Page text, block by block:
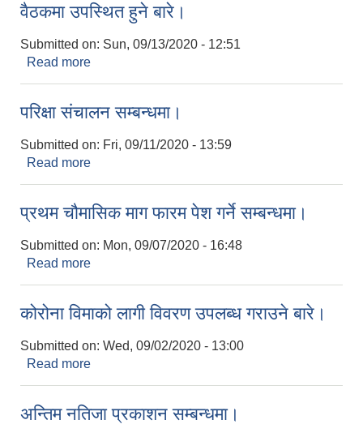
वैठकमा उपस्थित हुने बारे।
Submitted on: Sun, 09/13/2020 - 12:51
Read more
परिक्षा संचालन सम्बन्धमा।
Submitted on: Fri, 09/11/2020 - 13:59
Read more
प्रथम चौमासिक माग फारम पेश गर्ने सम्बन्धमा।
Submitted on: Mon, 09/07/2020 - 16:48
Read more
कोरोना विमाको लागी विवरण उपलब्ध गराउने बारे।
Submitted on: Wed, 09/02/2020 - 13:00
Read more
अन्तिम नतिजा प्रकाशन सम्बन्धमा।